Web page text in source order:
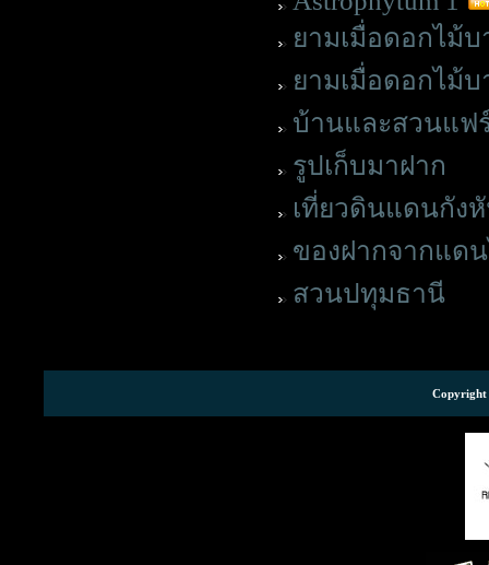
ยามเมื่อดอกไม้
ยามเมื่อดอกไม้บ
บ้านและสวนแฟร์
รูปเก็บมาฝาก
เที่ยวดินแดนกัง
ของฝากจากแดน
สวนปทุมธานี
Copyright